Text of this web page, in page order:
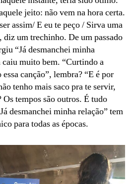
jeito: não vem na hora certa.
assim/ E eu te peço / Sirva uma
diz um trechinho. De um passado
“Já desmanchei minha
caiu muito bem. “Curtindo a
canção”, lembra? “E é por
tenho mais saco pra te servir,
tempos são outros. É tudo
desmanchei minha relação” tem
para todas as épocas.